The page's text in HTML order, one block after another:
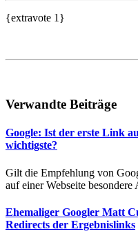
{extravote 1}
Verwandte Beiträge
Google: Ist der erste Link
wichtigste?
Gilt die Empfehlung von
auf einer Webseite
Ehemaliger Googler Matt
Redirects der Ergebnislinks